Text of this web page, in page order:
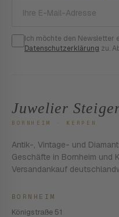
Ich möchte den Newsletter
Datenschutzerklärung zu.
Juwelier
BORNHEIM · KERPEN
Antik-, Vintage- und
Geschäfte in Bornheim und
Versandankauf
BORNHEIM
Königstraße 51